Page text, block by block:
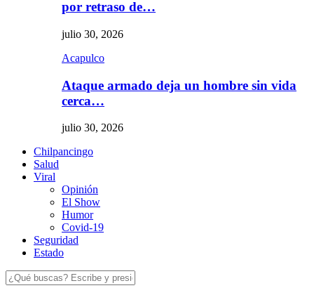
por retraso de…
julio 30, 2026
Acapulco
Ataque armado deja un hombre sin vida
cerca…
julio 30, 2026
Chilpancingo
Salud
Viral
Opinión
El Show
Humor
Covid-19
Seguridad
Estado